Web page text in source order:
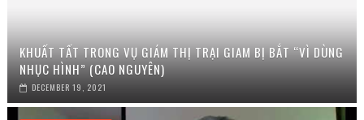
KHUẤT TẤT TRONG VỤ GIÁM THỊ TRẠI GIAM BỊ BẮT “VÌ DÙNG
NHỤC HÌNH” (CAO NGUYÊN)
DECEMBER 19, 2021